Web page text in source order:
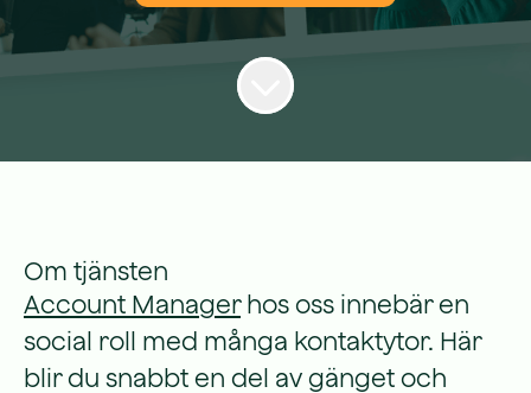
Om tjänsten
Account Managerhos oss innebär en
social roll med många kontaktytor. Här
blir du snabbt en del av gänget och